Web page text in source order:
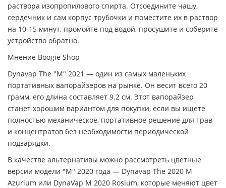
раствора изопропилового спирта. Отсоедините чашу,
сердечник и сам корпус трубочки и поместите их в раствор
на 10-15 минут, промойте под водой, просушите и соберите
устройство обратно.
Мнение Boogie Shop
Dynavap The "M" 2021 — один из самых маленьких
портативных вапорайзеров на рынке. Он весит всего 20
грамм, его длина составляет 9.2 см. Этот вапорайзер
станет хорошим вариантом для покупки, если вы ищете
полностью механическое, портативное решение для трав
и концентратов без необходимости периодической
подзарядки.
В качестве альтернативы можно рассмотреть цветные
версии модели "M" 2020 года — Dynavap The 2020 M
Azurium или DynaVap M 2020 Rosium, которые меняют цвет